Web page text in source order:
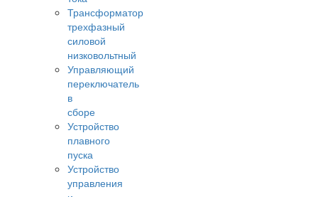
Трансформатор
трехфазный
силовой
низковольтный
Управляющий
переключатель
в
сборе
Устройство
плавного
пуска
Устройство
управления